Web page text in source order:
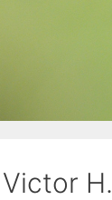
H.